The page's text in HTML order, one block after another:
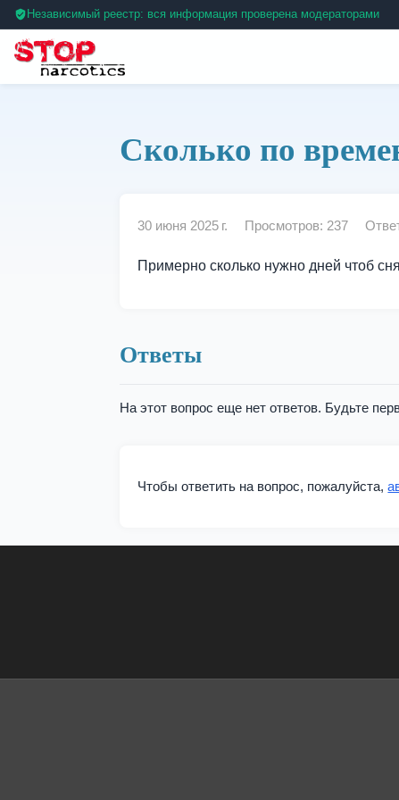
Независимый реестр: вся информация проверена модераторами
Сколько по
30 июня 2025 г. Просмотров: 237
Примерно сколько нужно дней чтоб
Ответы
На этот вопрос еще нет ответов. Будьте
Чтобы ответить на вопрос, пожалуйста,